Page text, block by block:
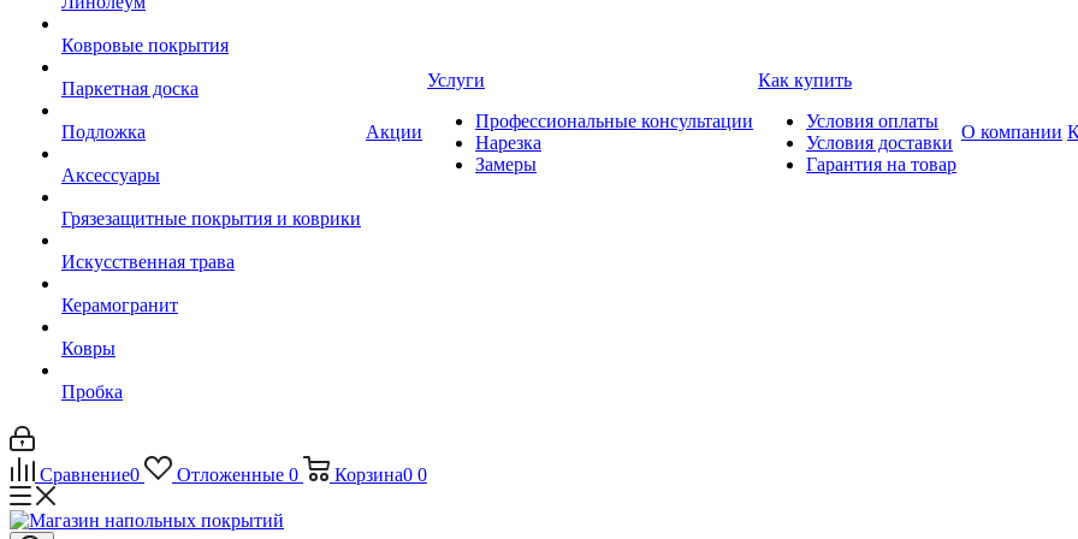
Ковровые покрытия
Паркетная доска
Подложка
Аксессуары
Грязезащитные покрытия и коврики
Искусственная трава
Керамогранит
Ковры
Пробка
Акции
Услуги
Профессиональные консультации
Нарезка
Замеры
Как купить
Условия оплаты
Условия доставки
Гарантия на товар
О компании
Сравнение0 Отложенные 0 Корзина0 0